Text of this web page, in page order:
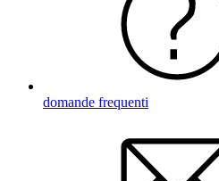
domande frequenti